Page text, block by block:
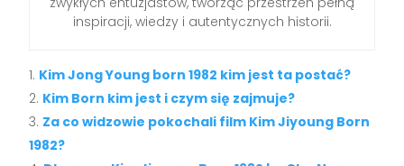
inspiracji, wiedzy i autentycznych historii.
Kim Jong Young born 1982 kim jest ta postać?
Kim Born kim jest i czym się zajmuje?
Za co widzowie pokochali film Kim Jiyoung Born
1982?